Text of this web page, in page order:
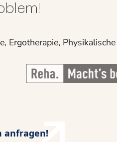
Ergotherapie,
anfragen!